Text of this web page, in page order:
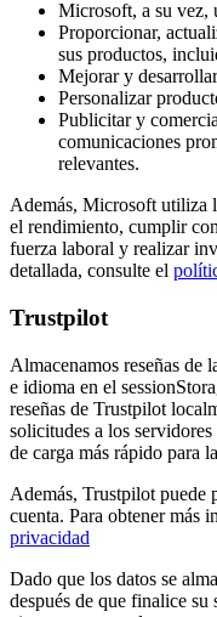
Microsoft, a su vez,
Proporcionar,
sus productos,
Mejorar y
Personalizar
Publicitar y
comunicaciones
relevantes.
Además, Microsoft utiliza
el rendimiento, cumplir
fuerza laboral y realizar
detallada, consulte el
Trustpilot
Almacenamos reseñas de
e idioma en el
reseñas de Trustpilot
solicitudes a los
de carga más rápido para
Además, Trustpilot puede
cuenta. Para obtener más
privacidad
Dado que los datos se
después de que finalice su